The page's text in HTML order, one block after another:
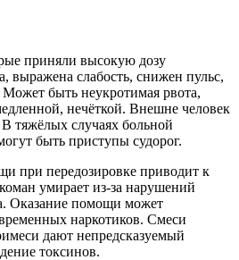
приняли высокую дозу
выражена слабость, снижен пульс,
быть неукротимая рвота,
нечёткой. Внешне человек
тяжёлых случаях больной
быть приступы судорог.
при передозировке приводит к
умирает из-за нарушений
Оказание помощи может
наркотиков. Смеси
дают непредсказуемый
токсинов.